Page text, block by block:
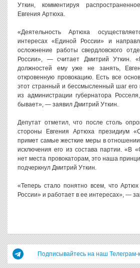
Уткин, комментируя
Евгения Артюха.
«Деятельность Артюха
интересах «Единой России» и
осложнение работы свердловского
России», — считает Дмитрий Уткин.
должностей ему уже не занять,
откровенную провокацию. Есть все
этот странный и бессмысленный шаг его
из администрации губернатора
бывает», — заявил Дмитрий Уткин.
Депутат отметил, что после столь
стороны Евгения Артюха президиум
примет самые жесткие меры в отношении
исключения его из состава партии. «В
нет места провокаторам, это наша
подчеркнул Дмитрий Уткин.
«Теперь стало понятно всем, что
России» и работает в ее интересах», —
Подписывайтесь на наш Телеграм-